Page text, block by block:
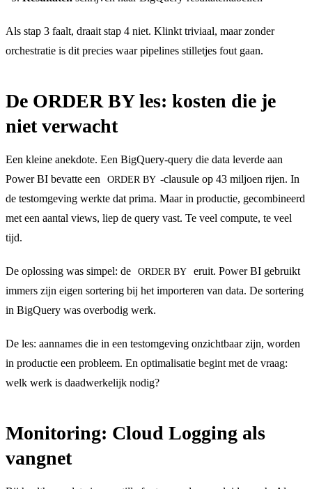
Als stap 3 faalt, draait stap 4 niet. Klinkt triviaal, maar zonder
orchestratie is dit precies waar pipelines stilletjes fout gaan.
De ORDER BY les: kosten die je
niet verwacht
Een kleine anekdote. Een BigQuery-query die data leverde aan
Power BI bevatte een
ORDER BY -clausule op 43 miljoen rijen. In
de testomgeving werkte dat prima. Maar in productie, gecombineerd
met een aantal views, liep de query vast. Te veel compute, te veel
tijd.
De oplossing was simpel: de ORDER BY
eruit. Power BI gebruikt
immers zijn eigen sortering bij het importeren van data. De sortering
in BigQuery was overbodig werk.
De les: aannames die in een testomgeving onzichtbaar zijn, worden
in productie een probleem. En optimalisatie begint met de vraag:
welk werk is daadwerkelijk nodig?
Monitoring: Cloud Logging als
vangnet